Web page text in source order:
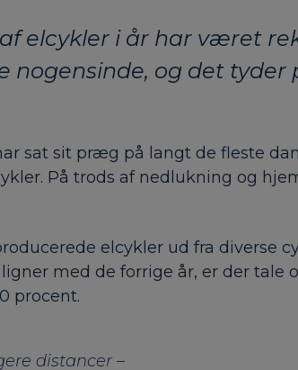
elcykler i år har været
og det tyder
sat sit præg på langt de fleste
På trods af nedlukning og
elcykler ud fra diverse
med de forrige år, er der tale
procent.
distancer –